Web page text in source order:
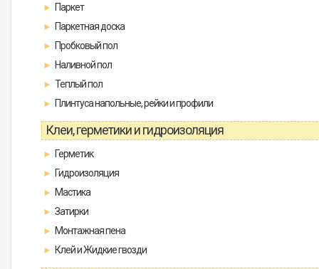
Паркет
Паркетная доска
Пробковый пол
Наливной пол
Теплый пол
Плинтуса напольные, рейки и профили
Клеи, герметики и гидроизоляция
Герметик
Гидроизоляция
Мастика
Затирки
Монтажная пена
Клей и Жидкие гвозди